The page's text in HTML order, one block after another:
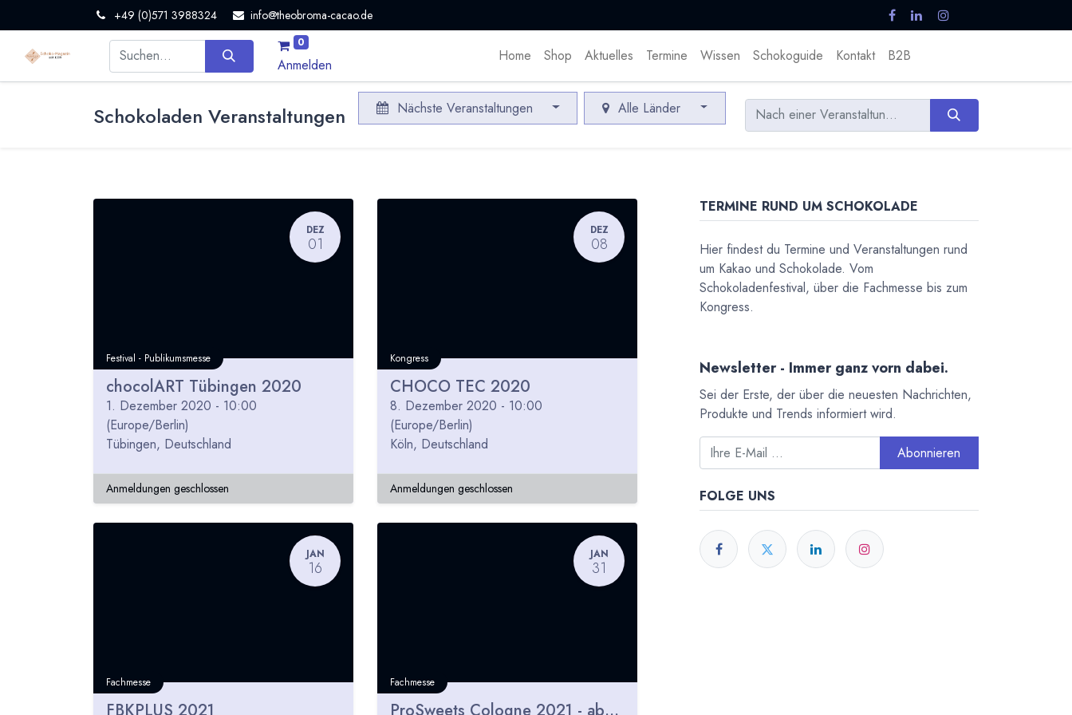
+49 (0)571 3988324 info@theobroma-cacao.de
0
Anmelden
Home Shop Aktuelles Termine Wissen Schokoguide Kontakt B2B
Schokoladen Veranstaltungen Nächste Veranstaltungen Alle Länder
DEZ
01
Festival - Publikumsmesse
chocolART Tübingen 2020
1. Dezember 2020 - 10:00
(Europe/Berlin)
Tübingen, Deutschland
Anmeldungen geschlossen
DEZ
08
Kongress
CHOCO TEC 2020
8. Dezember 2020 - 10:00
(Europe/Berlin)
Köln, Deutschland
Anmeldungen geschlossen
JAN
16
Fachmesse
JAN
31
Fachmesse
TERMINE RUND UM SCHOKOLADE
Hier findest du Termine und Veranstaltungen rund
um Kakao und Schokolade. Vom
Schokoladenfestival, über die Fachmesse bis zum
Kongress.
Newsletter - Immer ganz vorn dabei.
Sei der Erste, der über die neuesten Nachrichten,
Produkte und Trends informiert wird.
Abonnieren
FOLGE UNS